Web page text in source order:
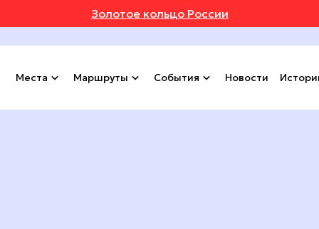
Золотое кольцо России
Места Маршруты События Новости